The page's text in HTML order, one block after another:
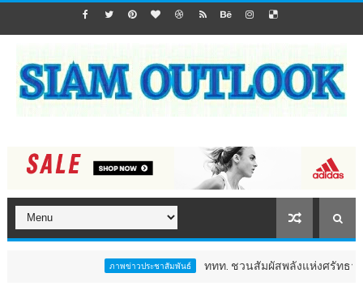
ภาพข่าวประชาสัมพันธ์ ททท. ชวนสัมผัสพลังแห่งศรัทธา ร่วมงาน